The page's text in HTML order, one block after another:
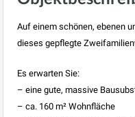
Auf einem schönen, ebenen
dieses gepflegte
Es erwarten Sie:
– eine gute, massive
– ca. 160 m² Wohnfläche